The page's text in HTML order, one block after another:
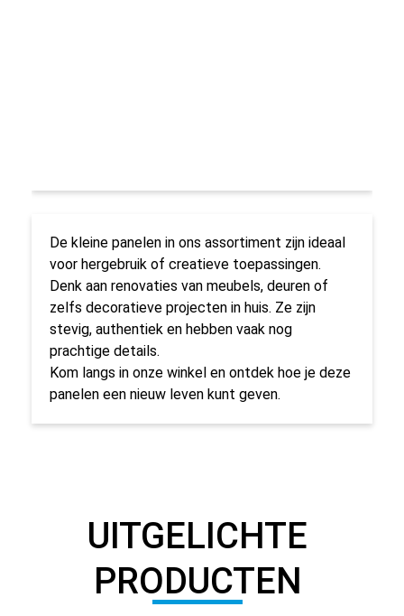
De kleine panelen in ons assortiment zijn ideaal
voor hergebruik of creatieve toepassingen.
Denk aan renovaties van meubels, deuren of
zelfs decoratieve projecten in huis. Ze zijn
stevig, authentiek en hebben vaak nog
prachtige details.
Kom langs in onze winkel en ontdek hoe je deze
panelen een nieuw leven kunt geven.
UITGELICHTE
PRODUCTEN